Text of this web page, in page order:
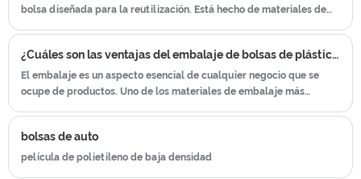
bolsa diseñada para la reutilización. Está hecho de materiales de
¿Cuáles son las ventajas del embalaje de bolsas de plástico Opp?
El embalaje es un aspecto esencial de cualquier negocio que se
ocupe de productos. Uno de los materiales de embalaje más
bolsas de auto
película de polietileno de baja densidad